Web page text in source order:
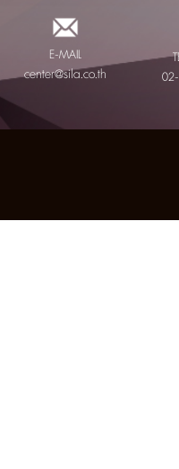
E-MAIL
center@sila.co.th